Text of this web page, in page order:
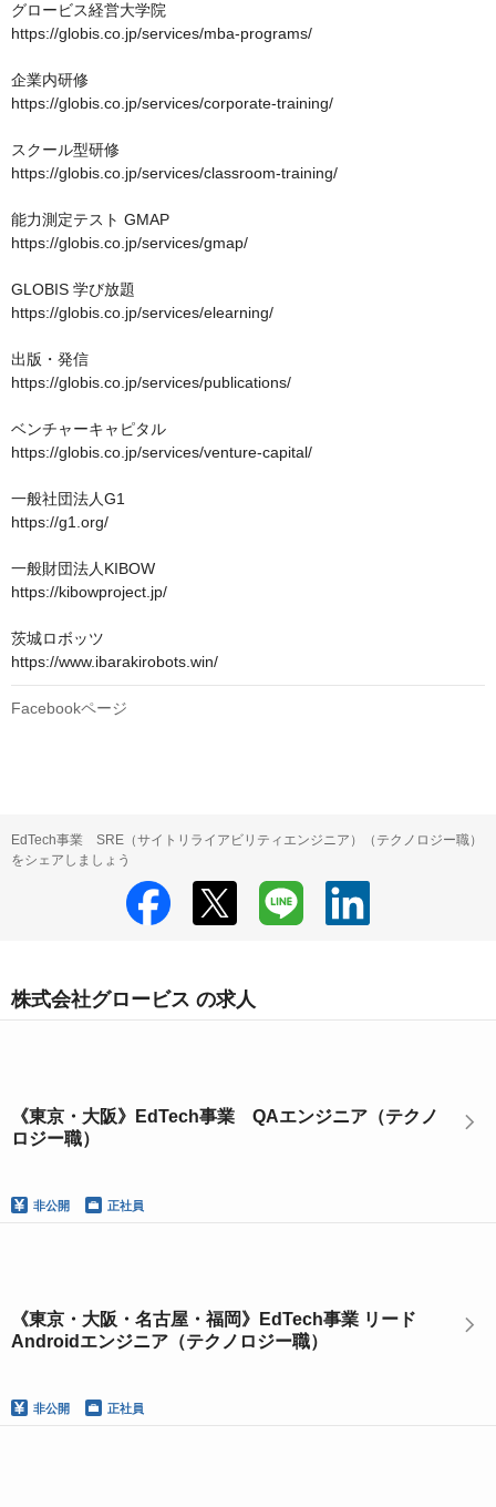
グロービス経営大学院
https://globis.co.jp/services/mba-programs/
企業内研修
https://globis.co.jp/services/corporate-training/
スクール型研修
https://globis.co.jp/services/classroom-training/
能力測定テスト GMAP
https://globis.co.jp/services/gmap/
GLOBIS 学び放題
https://globis.co.jp/services/elearning/
出版・発信
https://globis.co.jp/services/publications/
ベンチャーキャピタル
https://globis.co.jp/services/venture-capital/
一般社団法人G1
https://g1.org/
一般財団法人KIBOW
https://kibowproject.jp/
茨城ロボッツ
https://www.ibarakirobots.win/
Facebookページ
EdTech事業 SRE（サイトリライアビリティエンジニア）（テクノロジー職）
をシェアしましょう
株式会社グロービス の求人
《東京・大阪》EdTech事業 QAエンジニア（テクノ
ロジー職）
非公開 正社員
《東京・大阪・名古屋・福岡》EdTech事業 リード
Androidエンジニア（テクノロジー職）
非公開 正社員